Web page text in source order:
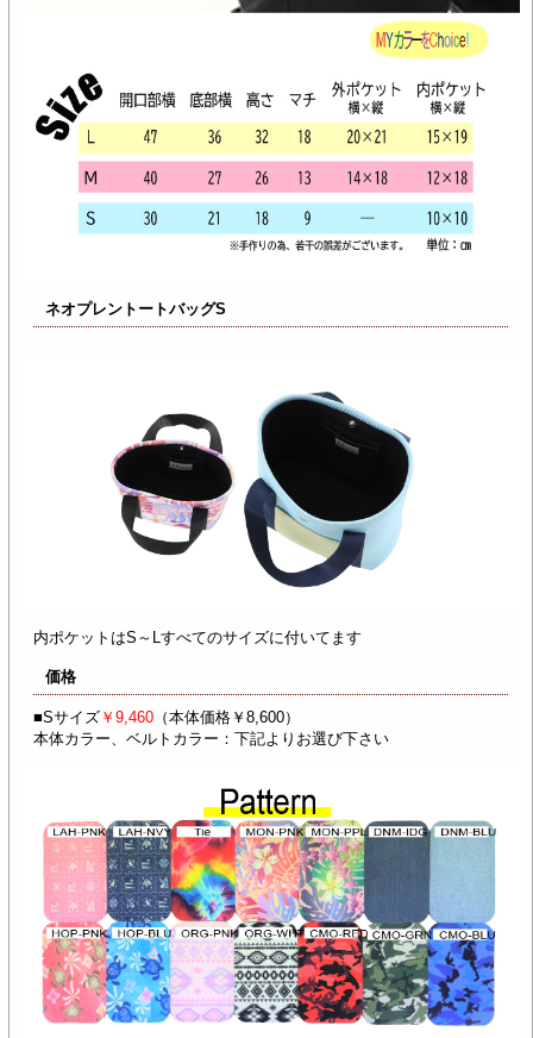
ネオプレントートバッグS
内ポケットはS～Lすべてのサイズに付いてます
価格
■Sサイズ ￥9,460 （本体価格￥8,600）
本体カラー、ベルトカラー：下記よりお選び下さい